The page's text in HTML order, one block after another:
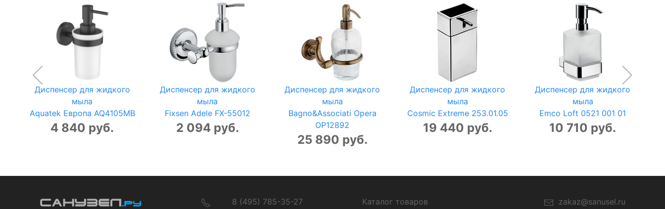
Диспенсер для жидкого
мыла
Aquatek Европа AQ4105MB
4 840 руб.
Диспенсер для жидкого
мыла
Fixsen Adele FX-55012
2 094 руб.
Диспенсер для жидкого
мыла
Bagno&Associati Opera
OP12892
25 890 руб.
Диспенсер для жидкого
мыла
Cosmic Extreme 253.01.05
19 440 руб.
Диспенсер для жидкого
мыла
Emco Loft 0521 001 01
10 710 руб.
8 (495) 785-35-27
Каталог товаров
zakaz@sanusel.ru